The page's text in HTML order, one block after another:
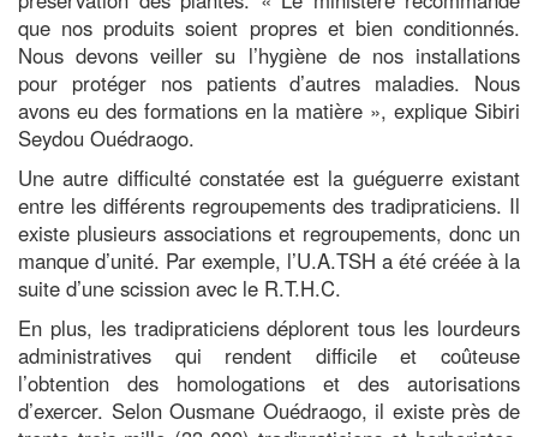
que nos produits soient propres et bien conditionnés.
Nous devons veiller su l’hygiène de nos installations
pour protéger nos patients d’autres maladies. Nous
avons eu des formations en la matière », explique Sibiri
Seydou Ouédraogo.
Une autre difficulté constatée est la guéguerre existant
entre les différents regroupements des tradipraticiens. Il
existe plusieurs associations et regroupements, donc un
manque d’unité. Par exemple, l’U.A.TSH a été créée à la
suite d’une scission avec le R.T.H.C.
En plus, les tradipraticiens déplorent tous les lourdeurs
administratives qui rendent difficile et coûteuse
l’obtention des homologations et des autorisations
d’exercer. Selon Ousmane Ouédraogo, il existe près de